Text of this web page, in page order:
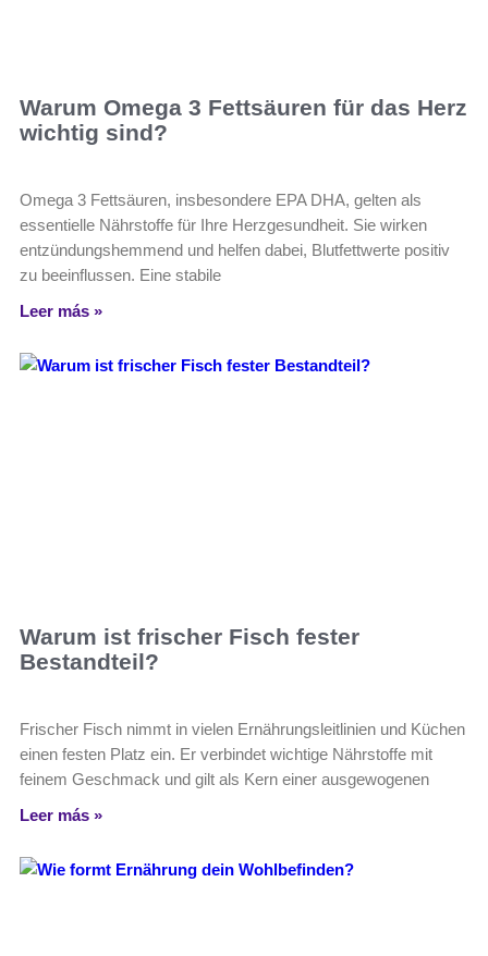
Warum Omega 3 Fettsäuren für das Herz
wichtig sind?
Omega 3 Fettsäuren, insbesondere EPA DHA, gelten als
essentielle Nährstoffe für Ihre Herzgesundheit. Sie wirken
entzündungshemmend und helfen dabei, Blutfettwerte positiv
zu beeinflussen. Eine stabile
Leer más »
Warum ist frischer Fisch fester
Bestandteil?
Frischer Fisch nimmt in vielen Ernährungsleitlinien und Küchen
einen festen Platz ein. Er verbindet wichtige Nährstoffe mit
feinem Geschmack und gilt als Kern einer ausgewogenen
Leer más »